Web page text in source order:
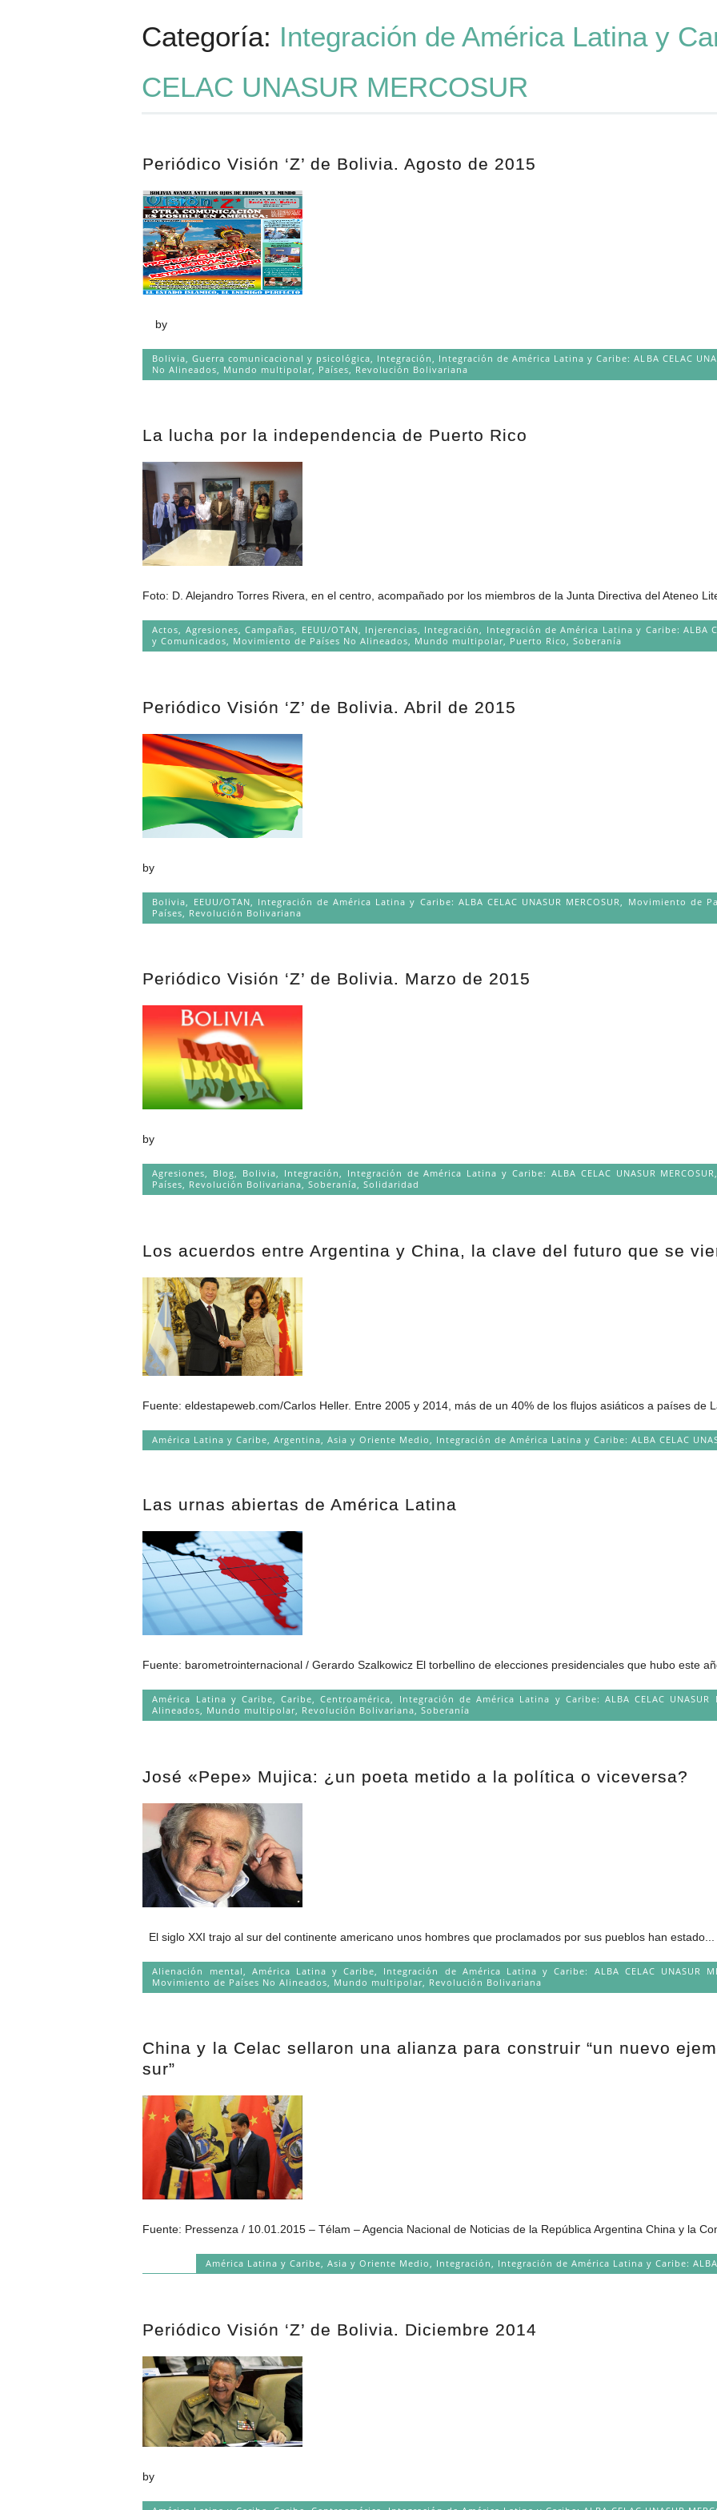
Categoría: Integración de América Latina y
CELAC UNASUR MERCOSUR
Periódico Visión ‘Z’ de Bolivia. Agosto de 2015
by
Bolivia,Guerra comunicacional y psicológica, Integración, Integración de América Latina y Caribe: ALBA CELAC
No Alineados, Mundo multipolar, Países, Revolución Bolivariana
La lucha por la independencia de Puerto Rico
Foto: D. Alejandro Torres Rivera, en el centro, acompañado por los miembros de la Junta Directiva del Ateneo
Actos, Agresiones,Campañas, EEUU/OTAN, Injerencias, Integración, Integración de América Latina y Caribe: ALBA
y Comunicados, Movimiento de Países No Alineados, Mundo multipolar, Puerto Rico,Soberanía
Periódico Visión ‘Z’ de Bolivia. Abril de 2015
by
Bolivia, EEUU/OTAN, Integración de América Latina y Caribe: ALBA CELAC UNASUR MERCOSUR, Movimiento de
Países, Revolución Bolivariana
Periódico Visión ‘Z’ de Bolivia. Marzo de 2015
by
Agresiones, Blog, Bolivia, Integración, Integración de América Latina y Caribe: ALBA CELAC UNASUR MERCOSUR,
Países, Revolución Bolivariana,Soberanía,Solidaridad
Los acuerdos entre Argentina y China, la clave del futuro que se
Fuente: eldestapeweb.com/Carlos Heller. Entre 2005 y 2014, más de un 40% de los flujos asiáticos a países de
América Latina y Caribe ,Argentina ,Asia y Oriente Medio Integración de América Latina y Caribe: ALBA CELAC
Las urnas abiertas de América Latina
Fuente: barometrointernacional / Gerardo Szalkowicz El torbellino de elecciones presidenciales que hubo este
América Latina y Caribe,Caribe,Centroamérica, Integración de América Latina y Caribe: ALBA CELAC UNASUR
Alineados, Mundo multipolar, Revolución Bolivariana,Soberanía
José «Pepe» Mujica: ¿un poeta metido a la política o viceversa?
El siglo XXI trajo al sur del continente americano unos hombres que proclamados por sus pueblos han estado...
Alienación mental, América Latina y Caribe, Integración de América Latina y Caribe: ALBA CELAC UNASUR
Movimiento de Países No Alineados, Mundo multipolar, Revolución Bolivariana
China y la Celac sellaron una alianza para construir “un nuevo
sur”
Fuente: Pressenza / 10.01.2015 – Télam – Agencia Nacional de Noticias de la República Argentina China y la
América Latina y Caribe, Asia y Oriente Medio, Integración, Integración de América Latina y Caribe: ALBA
Periódico Visión ‘Z’ de Bolivia. Diciembre 2014
by